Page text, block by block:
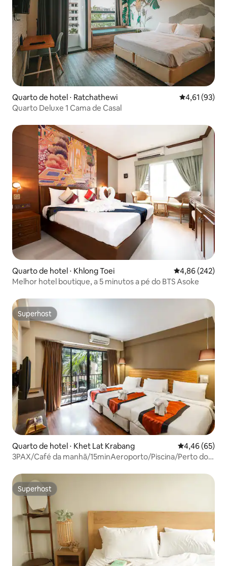
Quarto de hotel ⋅ Ratchathewi 4,61 de uma
4,61 (93)
Quarto Deluxe 1 Cama de Casal
Quarto de hotel ⋅ Khlong Toei 4,86 de uma
4,86 (242)
Melhor hotel boutique, a 5 minutos a pé do BTS Asoke
Superhost
Superhost
Quarto de hotel ⋅ Khet Lat Krabang 4,46 de uma
4,46 (65)
3PAX/Café da manhã/15minAeroporto/Piscina/Perto do
Superhost
Superhost